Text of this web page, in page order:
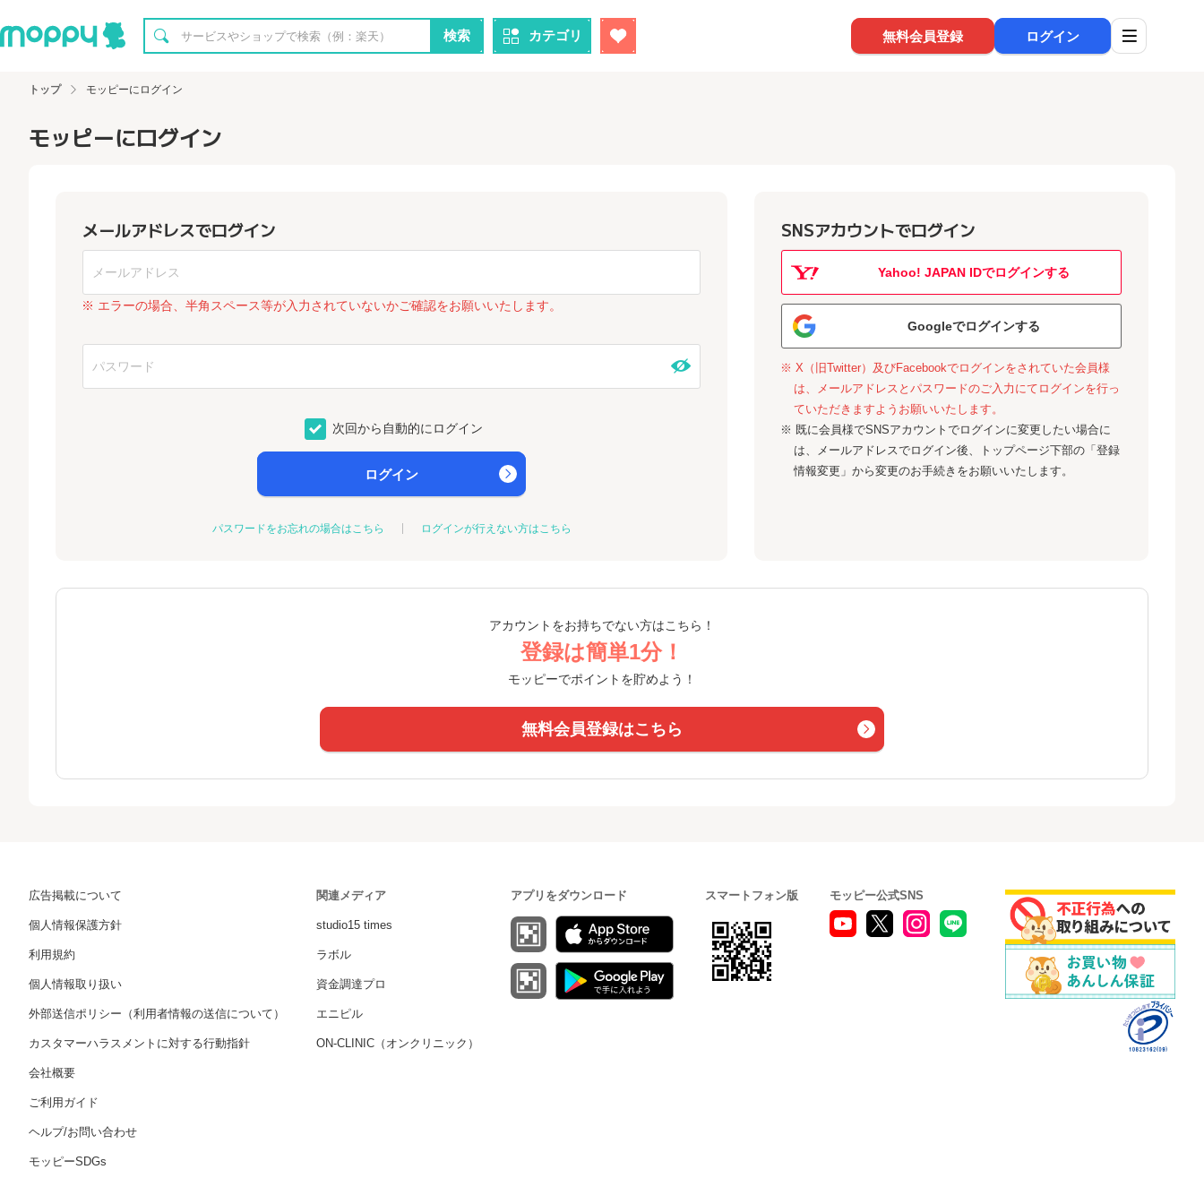
検索 カテゴリ 無料会員登録 ログイン
トップ モッピーにログイン
モッピーにログイン
メールアドレスでログイン
※ エラーの場合、半角スペース等が入力されていないかご確認をお願いいたします。
次回から自動的にログイン
ログイン
パスワードをお忘れの場合はこちら ログインが行えない方はこちら
SNSアカウントでログイン
Yahoo! JAPAN IDでログインする
Googleでログインする
※ X（旧Twitter）及びFacebookでログインをされていた会員様
は、メールアドレスとパスワードのご入力にてログインを行っ
ていただきますようお願いいたします。
※ 既に会員様でSNSアカウントでログインに変更したい場合に
は、メールアドレスでログイン後、トップページ下部の「登録
情報変更」から変更のお手続きをお願いいたします。
アカウントをお持ちでない方はこちら！
登録は簡単1分！
モッピーでポイントを貯めよう！
無料会員登録はこちら
広告掲載について
個人情報保護方針
利用規約
個人情報取り扱い
外部送信ポリシー（利用者情報の送信について）
カスタマーハラスメントに対する行動指針
会社概要
ご利用ガイド
ヘルプ/お問い合わせ
モッピーSDGs
関連メディア
studio15 times
ラボル
資金調達プロ
エニピル
ON-CLINIC（オンクリニック）
アプリをダウンロード スマートフォン版 モッピー公式SNS